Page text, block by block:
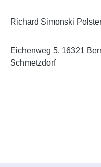
Richard Simonski
Eichenweg 5, 16321
Schmetzdorf